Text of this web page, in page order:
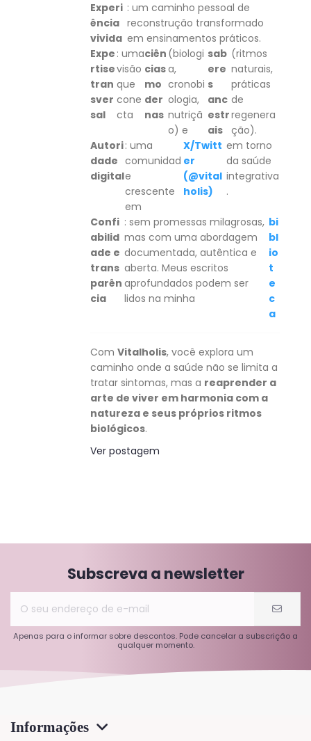
Experi
ência
vivida
: um caminho pessoal de
reconstrução transformado
em ensinamentos práticos.
Expe
rtise
tran
sver
sal
: uma
visão
que
cone
cta
ciên
cias
mo
der
nas
(biologi
a,
cronobi
ologia,
nutriçã
o) e
sab
ere
s
anc
estr
ais
(ritmos
naturais,
práticas
de
regenera
ção).
Autori
dade
digital
: uma
comunidad
e
crescente
em
X/Twitt
er
(@vital
holis)
em torno
da saúde
integrativa
.
Confi
abilid
ade e
trans
parên
cia
: sem promessas milagrosas,
mas com uma abordagem
documentada, autêntica e
aberta. Meus escritos
aprofundados podem ser
lidos na minha
bi
bl
io
t
e
c
a
Com Vitalholis, você explora um
caminho onde a saúde não se limita a
tratar sintomas, mas a reaprender a
arte de viver em harmonia com a
natureza e seus próprios ritmos
biológicos.
Ver postagem
Subscreva a newsletter
Apenas para o informar sobre descontos. Pode cancelar a subscrição a
qualquer momento.
Informações